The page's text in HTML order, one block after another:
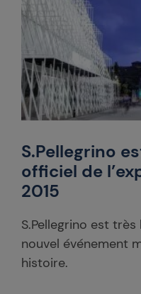
S.Pellegrino
officiel de
2015
S.Pellegrino est très
nouvel événement
histoire.